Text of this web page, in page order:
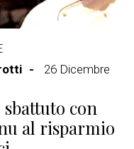
26 Dicembre
sbattuto con
al risparmio